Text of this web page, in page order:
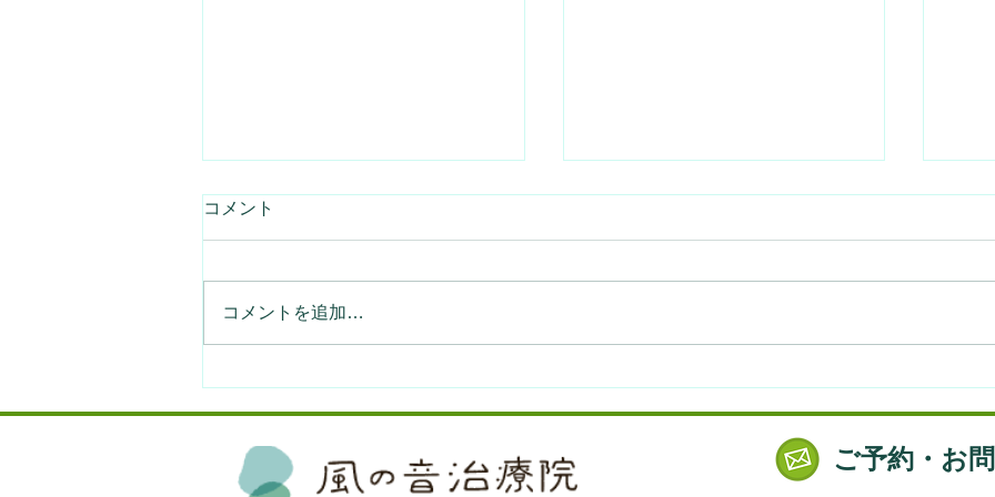
る人をお手伝いするアプリを
を調える東洋医学講座 2021
の
コメント
コメントを追加…
ご予約・お